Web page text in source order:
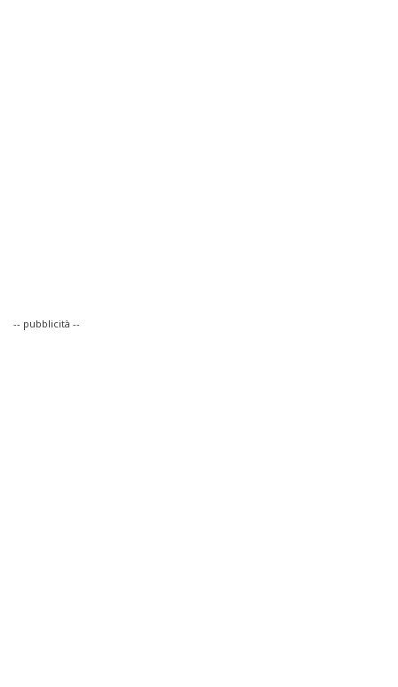
-- pubblicità --